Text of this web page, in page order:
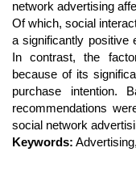
network advertising
Of which, social
a significantly positive
In contrast, the
because of its
purchase intention.
recommendations
social network
Keywords: